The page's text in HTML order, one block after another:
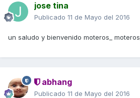
jose tina
Publicado 11 de Mayo del 2016
un saludo y bienvenido moteros_ moteros_
abhang
Publicado 11 de Mayo del 2016